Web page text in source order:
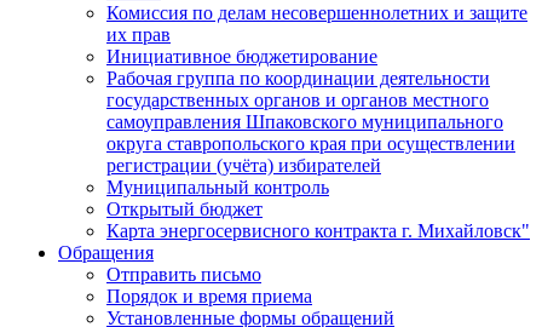
Комиссия по делам несовершеннолетних и защите
их прав
Инициативное бюджетирование
Рабочая группа по координации деятельности
государственных органов и органов местного
самоуправления Шпаковского муниципального
округа ставропольского края при осуществлении
регистрации (учёта) избирателей
Муниципальный контроль
Открытый бюджет
Карта энергосервисного контракта г. Михайловск"
Обращения
Отправить письмо
Порядок и время приема
Установленные формы обращений